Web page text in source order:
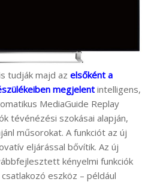
tudják majd az elsőként a
megjelent intelligens,
MediaGuide Replay
tévénézési szokásai alapján,
műsorokat. A funkciót az új
eljárással bővítik. Az új
kényelmi funkciók
eszköz – például